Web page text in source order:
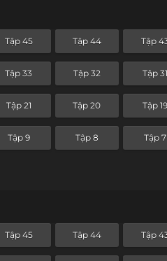
Tập 45 Tập 44 Tập
Tập 33 Tập 32 Tập 31
Tập 21 Tập 20 Tập 19
Tập 9 Tập 8 Tập 7
Tập 45 Tập 44 Tập